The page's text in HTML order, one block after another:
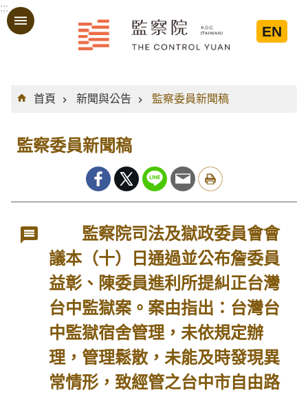
跳到主要內容區塊
:::
EN
:::
首頁
新聞與公告 監察委員新聞稿
監察委員新聞稿
監察院司法及獄政委員會會
議本（十）日通過並公布詹委員
益彰、陳委員進利所提糾正台灣
台中監獄案。案由指出：台灣台
中監獄宿舍管理，未依規定辦
理，管理鬆散，未能及時發現異
常情形，致經管之台中市自由路